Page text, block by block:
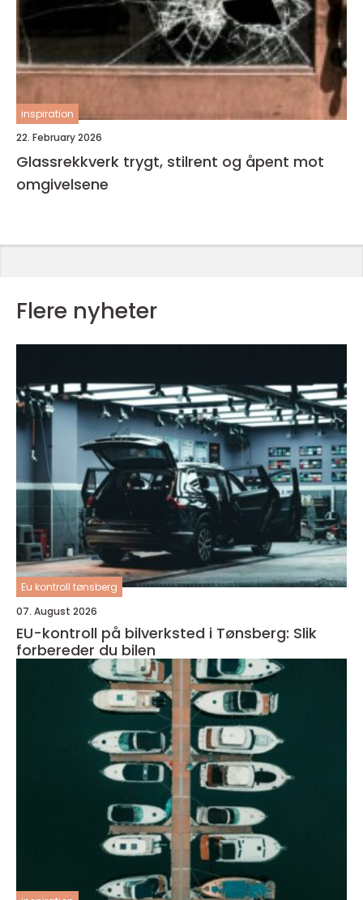
inspiration
22. February 2026
Glassrekkverk trygt, stilrent og åpent mot
omgivelsene
Flere nyheter
Eu kontroll tønsberg
07. August 2026
EU-kontroll på bilverksted i Tønsberg: Slik
forbereder du bilen